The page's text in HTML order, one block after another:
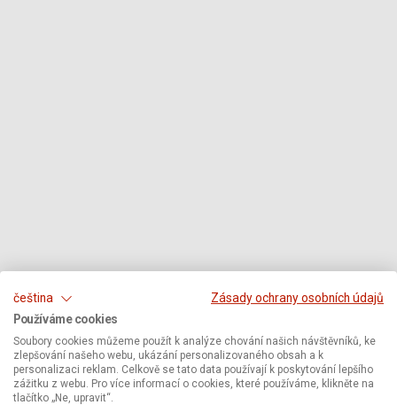
čeština
Zásady ochrany osobních údajů
Používáme cookies
Soubory cookies můžeme použít k analýze chování našich návštěvníků, ke
zlepšování našeho webu, ukázání personalizovaného obsah a k
personalizaci reklam. Celkově se tato data používají k poskytování lepšího
zážitku z webu. Pro více informací o cookies, které používáme, klikněte na
tlačítko „Ne, upravit“.